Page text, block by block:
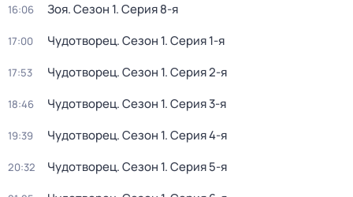
16:06 Зоя. Сезон 1. Серия 8-я
17:00 Чудотворец. Сезон 1. Серия 1-я
17:53 Чудотворец. Сезон 1. Серия 2-я
18:46 Чудотворец. Сезон 1. Серия 3-я
19:39 Чудотворец. Сезон 1. Серия 4-я
20:32 Чудотворец. Сезон 1. Серия 5-я